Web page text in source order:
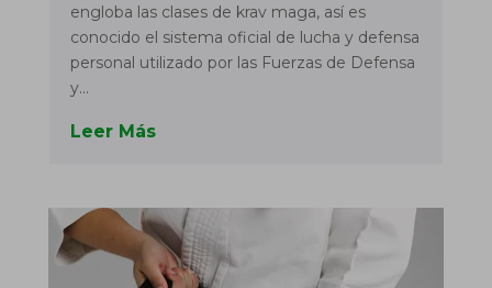
engloba las clases de krav maga, así es
conocido el sistema oficial de lucha y defensa
personal utilizado por las Fuerzas de Defensa
y...
Leer Más